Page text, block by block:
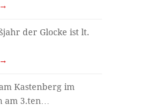
der Glocke ist lt.
Kastenberg im
am 3.ten…